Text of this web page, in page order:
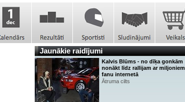
Jaunākie raidījumi
Kalvis Blūms - no dīķa gonkām
nonākt līdz rallijam ar miljoniem
fanu internetā
Ātruma cilts